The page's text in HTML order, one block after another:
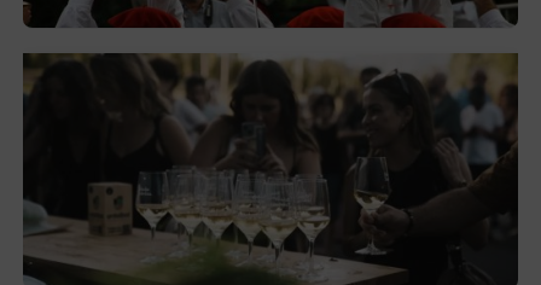
2026-08-05
El festival de Bizkaiko Txakolina ‘Mahasti
Artean’ llega a Durangaldea en
septiembre
2026-08-03